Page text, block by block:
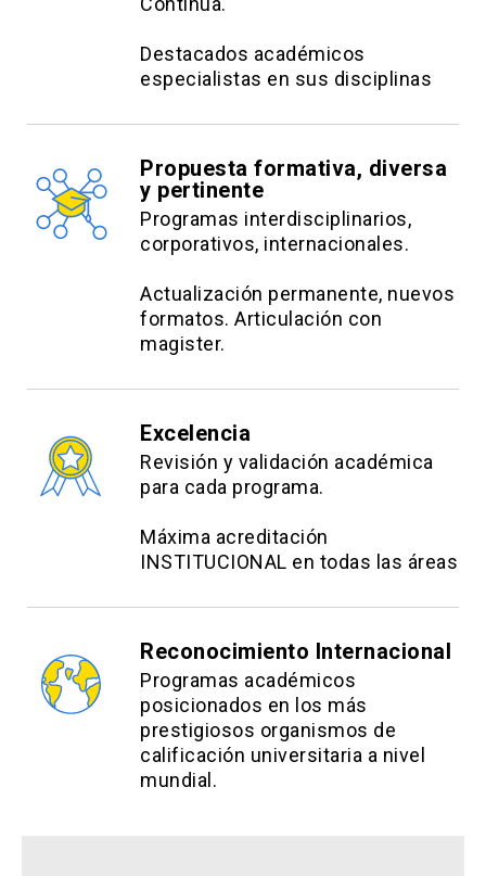
Pronóstico de datos basado en
energías renovables
renovables.
Herramientas y técnicas para el
pronóstico de datos energéticos.
Estrategias metodológicas:
Catedra.
Estudio de Casos.
Aprendizaje cooperativo.
Pruebas: 60%
Trabajo final: 40%
Destacados académicos
especialistas en sus disciplinas
Propuesta formativa, diversa
y pertinente
Programas interdisciplinarios,
corporativos, internacionales.
Actualización permanente, nuevos
formatos. Articulación con
magister.
Excelencia
Revisión y validación académica
para cada programa.
Máxima acreditación
INSTITUCIONAL en todas las áreas
Reconocimiento Internacional
Programas académicos
posicionados en los más
prestigiosos organismos de
calificación universitaria a nivel
mundial.